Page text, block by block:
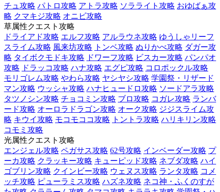
チュ攻略 パトロ攻略 アトラ攻略 ソラライト攻略 おゆばぁ攻
略 クマキジ攻略 オニビ攻略
草属性クエスト攻略
ドライアド攻略 エルフ攻略 アルラウネ攻略 ゆうしゃリーフ
スライム攻略 風来坊攻略 トンベ攻略 ぬりかべ攻略 ダガー攻
略 タイボクモドキ攻略 ドワーフ攻略 ビスカー攻略 パンパオ
攻略 ドラッコ攻略 ハナ攻略 エグピ攻略 コロポックル攻略
モリゴレム攻略 やわら攻略 ヤシヤシ攻略 学園祭・リザード
マン攻略 ウッシャ攻略 ハナヒュードロ攻略 ソードアラ攻略
タツノシン攻略 チョコミン攻略 ブロ攻略 コガレ攻略 ランバ
ード攻略 オーロラドラゴン攻略 オーク攻略 ジジスライム攻
略 キウイ攻略 モコモココ攻略 トントラ攻略 ハリキリン攻略
コモミ攻略
光属性クエスト攻略
エンジェル攻略 ペガサス攻略 62号攻略 インベーダー攻略 プ
ーカ攻略 クラッキー攻略 キューピッド攻略 ネブダ攻略 ハイ
ゴブリン攻略 クインビー攻略 ウェヌス攻略 ランタ攻略 コメ
ッチ攻略 ピューラミス攻略 ハズネ攻略 ネコ神・ふくのすが